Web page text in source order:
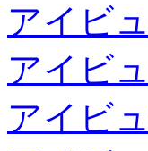
アイビ
アイビ
アイビ